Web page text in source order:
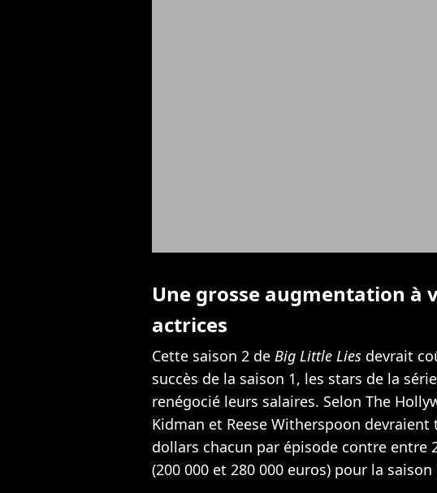
Une grosse augmentation à
actrices
Cette saison 2 de Big Little Lies devrait
succès de la saison 1, les stars de la
renégocié leurs salaires. Selon The
Kidman et Reese Witherspoon
dollars chacun par épisode contre entre
(200 000 et 280 000 euros) pour la saison